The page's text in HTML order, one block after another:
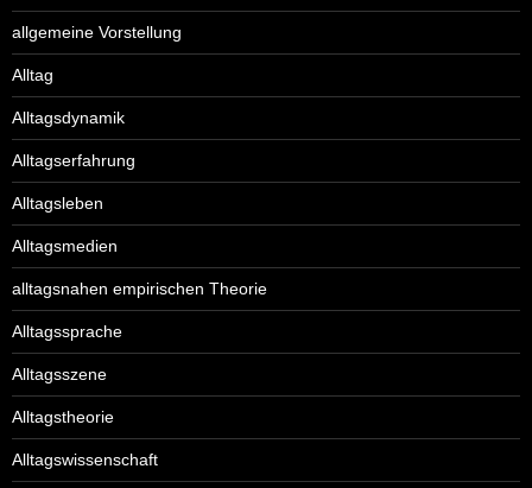
allgemeine Vorstellung
Alltag
Alltagsdynamik
Alltagserfahrung
Alltagsleben
Alltagsmedien
alltagsnahen empirischen Theorie
Alltagssprache
Alltagsszene
Alltagstheorie
Alltagswissenschaft